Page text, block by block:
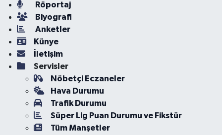
Röportaj
Biyografi
Anketler
Künye
İletişim
Servisler
Nöbetçi Eczaneler
Hava Durumu
Trafik Durumu
Süper Lig Puan Durumu ve Fikstür
Tüm Manşetler